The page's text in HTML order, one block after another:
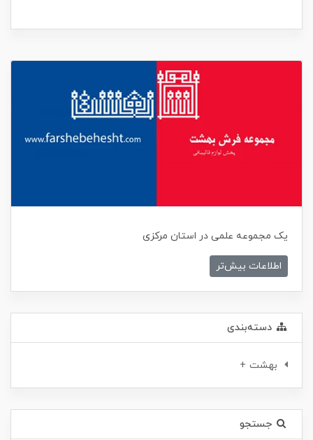
یک مجموعه علمی در استان مرکزی
اطلاعات بیش‌تر
دسته‌بندی
بهشت +
جستجو